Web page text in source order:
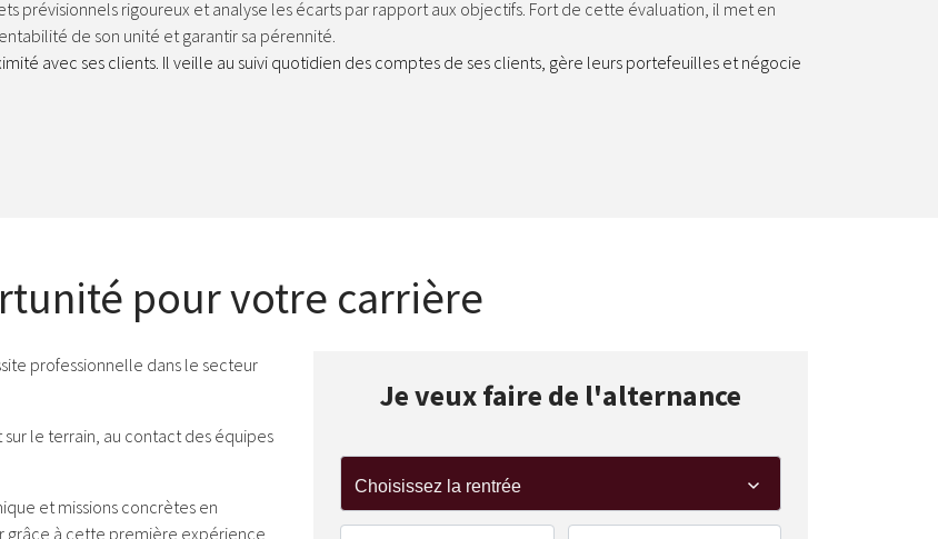
prévisionnels rigoureux et analyse les écarts par rapport aux objectifs. Fort de cette évaluation, il met en
de son unité et garantir sa pérennité.
avec ses clients. Il veille au suivi quotidien des comptes de ses clients, gère leurs portefeuilles et négocie
pour votre carrière
professionnelle dans le secteur
le terrain, au contact des équipes
et missions concrètes en
grâce à cette première expérience
Je veux faire de l'alternance